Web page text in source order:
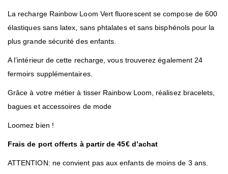
La recharge Rainbow Loom Vert fluorescent se compose de 600
élastiques sans latex, sans phtalates et sans bisphénols pour la
plus grande sécurité des enfants.
A l’intérieur de cette recharge, vous trouverez également 24
fermoirs supplémentaires.
Grâce à votre métier à tisser Rainbow Loom, réalisez bracelets,
bagues et accessoires de mode
Loomez bien !
Frais de port offerts à partir de 45€ d’achat
ATTENTION: ne convient pas aux enfants de moins de 3 ans.